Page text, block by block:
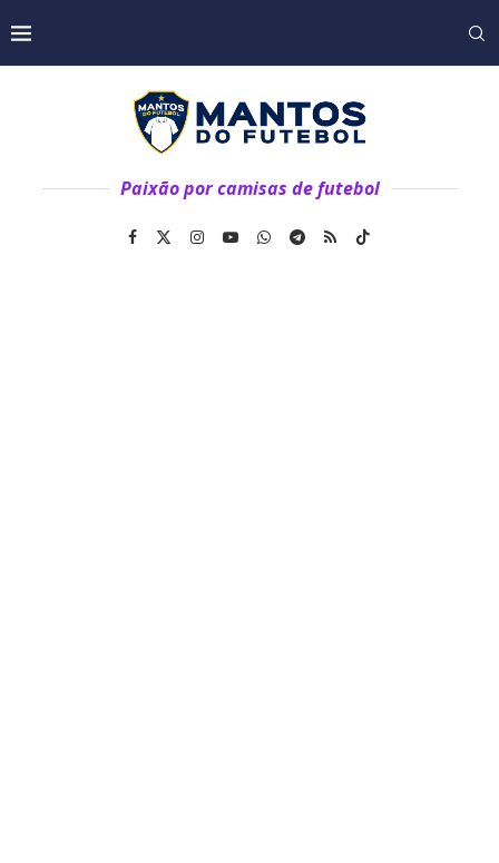
Paixão por camisas de futebol